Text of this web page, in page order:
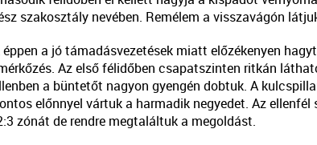
szakosztály nevében. Remélem a visszavágón
a jó támadásvezetések miatt előzékenyen
Az első félidőben csapatszinten ritkán
a büntetőt nagyon gyengén dobtuk. A
előnnyel vártuk a harmadik negyedet. Az ellenfél
zónát de rendre megtaláltuk a megoldást.